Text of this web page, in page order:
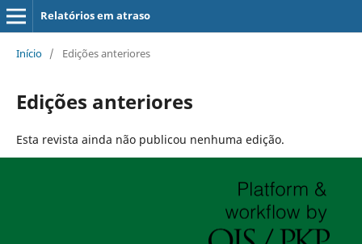
Relatórios em atraso
Início / Edições anteriores
Edições anteriores
Esta revista ainda não publicou nenhuma edição.